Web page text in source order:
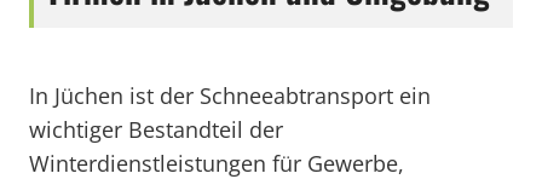
In Jüchen ist der Schneeabtransport ein
wichtiger Bestandteil der
Winterdienstleistungen für Gewerbe,